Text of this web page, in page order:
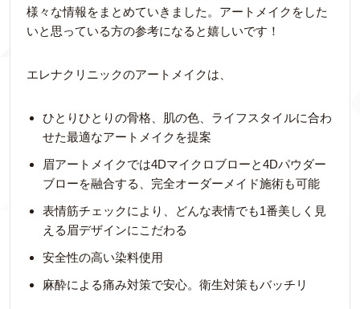
様々な情報をまとめていきました。アートメイクをした
いと思っている方の参考になると嬉しいです！
エレナクリニックのアートメイクは、
ひとりひとりの骨格、肌の色、ライフスタイルに合わ
せた最適なアートメイクを提案
眉アートメイクでは4Dマイクロブローと4Dパウダー
ブローを融合する、完全オーダーメイド施術も可能
表情筋チェックにより、どんな表情でも1番美しく見
える眉デザインにこだわる
安全性の高い染料使用
麻酔による痛み対策で安心。衛生対策もバッチリ